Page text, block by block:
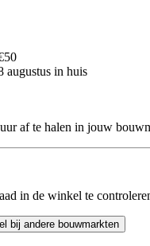
augustus in huis
af te halen in jouw
in de winkel te
bij andere bouwmarkten